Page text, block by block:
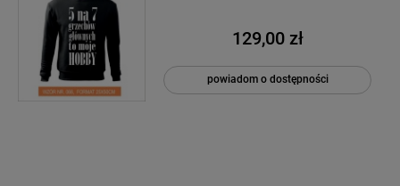
129,00 zł
powiadom o dostępności